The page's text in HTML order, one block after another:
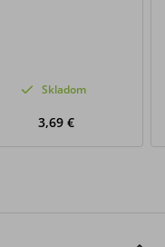
Skladom
3,69 €